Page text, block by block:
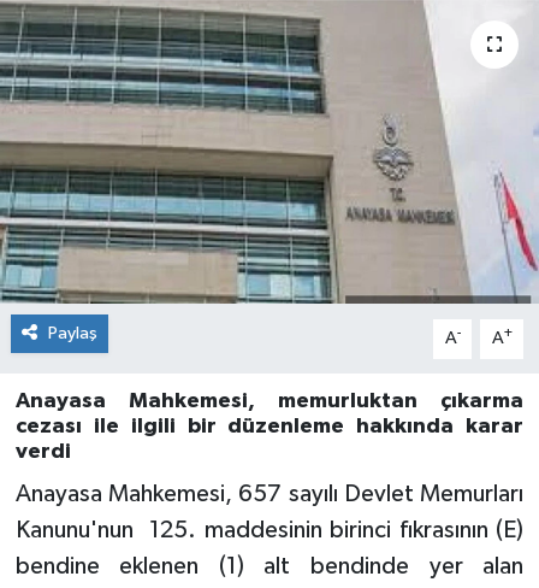
Paylaş A- A+
Anayasa Mahkemesi, memurluktan çıkarma
cezası ile ilgili bir düzenleme hakkında karar
verdi
Anayasa Mahkemesi, 657 sayılı Devlet Memurları
Kanunu'nun 125. maddesinin birinci fıkrasının (E)
bendine eklenen (1) alt bendinde yer alan